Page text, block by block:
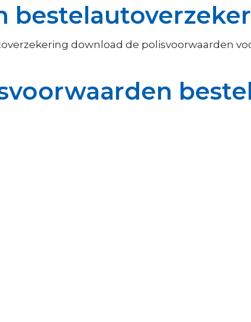
download de polisvoorwaarden